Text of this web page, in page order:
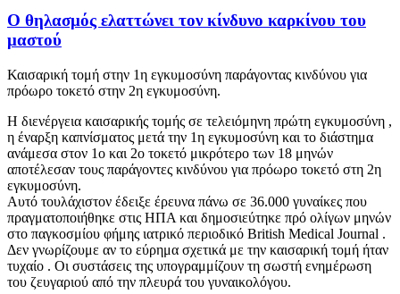
Ο θηλασμός ελαττώνει τον κίνδυνο καρκίνου του
μαστού
Καισαρική τομή στην 1η εγκυμοσύνη παράγοντας κινδύνου για
πρόωρο τοκετό στην 2η εγκυμοσύνη.
Η διενέργεια καισαρικής τομής σε τελειόμηνη πρώτη εγκυμοσύνη ,
η έναρξη καπνίσματος μετά την 1η εγκυμοσύνη και το διάστημα
ανάμεσα στον 1ο και 2ο τοκετό μικρότερο των 18 μηνών
αποτέλεσαν τους παράγοντες κινδύνου για πρόωρο τοκετό στη 2η
εγκυμοσύνη.
Αυτό τουλάχιστον έδειξε έρευνα πάνω σε 36.000 γυναίκες που
πραγματοποιήθηκε στις ΗΠΑ και δημοσιεύτηκε πρό ολίγων μηνών
στο παγκοσμίου φήμης ιατρικό περιοδικό British Medical Journal .
Δεν γνωρίζουμε αν το εύρημα σχετικά με την καισαρική τομή ήταν
τυχαίο . Οι συστάσεις της υπογραμμίζουν τη σωστή ενημέρωση
του ζευγαριού από την πλευρά του γυναικολόγου.